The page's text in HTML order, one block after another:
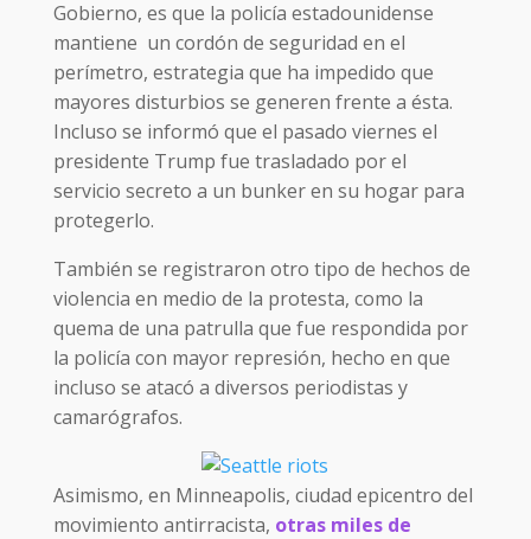
Gobierno, es que la policía estadounidense
mantiene un cordón de seguridad en el
perímetro, estrategia que ha impedido que
mayores disturbios se generen frente a ésta.
Incluso se informó que el pasado viernes el
presidente Trump fue trasladado por el
servicio secreto a un bunker en su hogar para
protegerlo.
También se registraron otro tipo de hechos de
violencia en medio de la protesta, como la
quema de una patrulla que fue respondida por
la policía con mayor represión, hecho en que
incluso se atacó a diversos periodistas y
camarógrafos.
Asimismo, en Minneapolis, ciudad epicentro del
movimiento antirracista, otras miles de